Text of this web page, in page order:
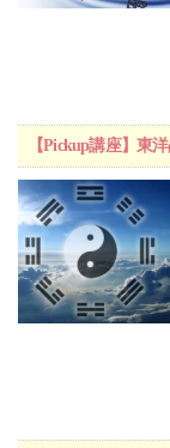
【Pickup講座】東